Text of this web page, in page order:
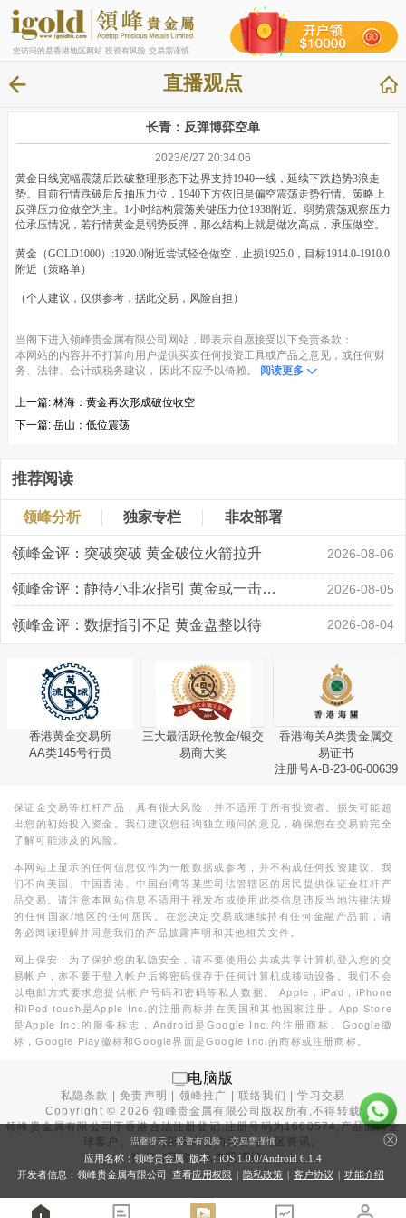
您访问的是香港地区网站 投资有风险 交易需谨慎
直播观点
长青：反弹博弈空单
2023/6/27 20:34:06
黄金日线宽幅震荡后跌破整理形态下边界支持1940一线，延续下跌趋势3浪走
势。目前行情跌破后反抽压力位，1940下方依旧是偏空震荡走势行情。策略上
反弹压力位做空为主。1小时结构震荡关键压力位1938附近。弱势震荡观察压力
位承压情况，若行情黄金是弱势反弹，那么结构上就是做次高点，承压做空。
黄金（GOLD1000）:1920.0附近尝试轻仓做空，止损1925.0，目标1914.0-1910.0
附近（策略单）
（个人建议，仅供参考，据此交易，风险自担）
当阁下进入领峰贵金属有限公司网站，即表示自愿接受以下免责条款：
本网站的内容并不打算向用户提供买卖任何投资工具或产品之意见，或任何财
务、法律、会计或税务建议， 因此不应予以倚赖。
阅读更多
上一篇: 林海：黄金再次形成破位收空
下一篇: 岳山：低位震荡
推荐阅读
领峰分析 独家专栏 非农部署
领峰金评：突破突破 黄金破位火箭拉升 2026-08-06
领峰金评：静待小非农指引 黄金或一击破局 2026-08-05
领峰金评：数据指引不足 黄金盘整以待 2026-08-04
香港黄金交易所
AA类145号行员
三大最活跃伦敦金/银交
易商大奖
香港海关A类贵金属交
易证书
注册号A-B-23-06-00639
保证金交易等杠杆产品，具有很大风险，并不适用于所有投资者。损失可能超
出您的初始投入资金。我们建议您征询独立顾问的意见，确保您在交易前完全
了解可能涉及的风险。
本网站上显示的任何信息仅作为一般数据或参考，并不构成任何投资建议。我
们不向美国、中国香港、中国台湾等某些司法管辖区的居民提供保证金杠杆产
品交易。请注意本网站信息不适用于视发布或使用此类信息违反当地法律法规
的任何国家/地区的任何居民。在您决定交易或继续持有任何金融产品前，请
务必阅读理解并同意我们的产品披露声明和其他相关文件。
网上保安：为了保护您的私隐安全，请不要使用公共或共享计算机登入您的交
易帐户，亦不要于登入帐户后将密码保存于任何计算机或移动设备。我们不会
以电邮方式要求您提供帐户号码和密码等私人数据。 Apple，iPad，iPhone
和iPod touch是Apple Inc.的注册商标并在美国和其他国家注册。App Store
是Apple Inc.的服务标志，Android是Google Inc.的注册商标。Google徽
标，Google Play徽标和Google界面是Google Inc.的商标或注册商标。
电脑版
私隐条款 |免责声明 领峰推广 |联络我们 |学习交易
Copyright ©2026 领峰贵金属有限公司版权所有,不得转载
领峰贵金属有限公司于香港合法注册登记,注册号码为1660574,产品面向全
球客户。本站内所有内容均为香港地区资讯。
投资有风险，入市需谨慎。
温馨提示：投资有风险，交易需谨慎
应用名称：领峰贵金属 版本：iOS 1.0.0/Android 6.1.4
开发者信息：领峰贵金属有限公司 查看应用权限 | 隐私政策 | 客户协议 | 功能介绍